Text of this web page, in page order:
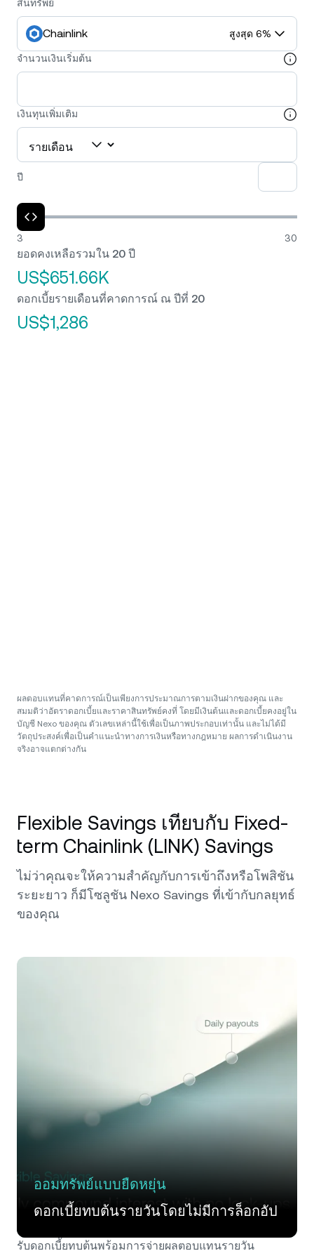
สินทรัพย์
Chainlink สูงสุด 6%
จำนวนเงินเริ่มต้น
เงินทุนเพิ่มเติม
ปี
3 30
ยอดคงเหลือรวมใน 20 ปี
US$651.66K
ดอกเบี้ยรายเดือนที่คาดการณ์ ณ ปีที่ 20
US$1,286
ผลตอบแทนที่คาดการณ์เป็นเพียงการประมาณการตามเงินฝากของคุณ และ
สมมติว่าอัตราดอกเบี้ยและราคาสินทรัพย์คงที่ โดยมีเงินต้นและดอกเบี้ยคงอยู่ใน
บัญชี Nexo ของคุณ ตัวเลขเหล่านี้ใช้เพื่อเป็นภาพประกอบเท่านั้น และไม่ได้มี
วัตถุประสงค์เพื่อเป็นคำแนะนำทางการเงินหรือทางกฎหมาย ผลการดำเนินงาน
จริงอาจแตกต่างกัน
Flexible Savings เทียบกับ Fixed-
term Chainlink (LINK) Savings
ไม่ว่าคุณจะให้ความสำคัญกับการเข้าถึงหรือโพสิชัน
ระยะยาว ก็มีโซลูชัน Nexo Savings ที่เข้ากับกลยุทธ์
ของคุณ
ออมทรัพย์แบบยืดหยุ่น
ดอกเบี้ยทบต้นรายวันโดยไม่มีการล็อกอัป
รับดอกเบี้ยทบต้นพร้อมการจ่ายผลตอบแทนรายวัน